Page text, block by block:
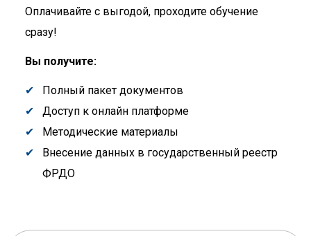
Оплачивайте с выгодой, проходите обучение
сразу!
Вы получите:
Полный пакет документов
Доступ к онлайн платформе
Методические материалы
Внесение данных в государственный реестр
ФРДО